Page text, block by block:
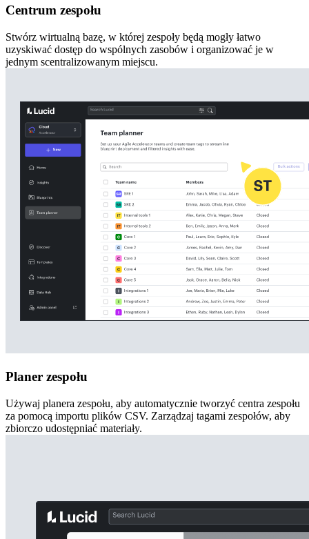
Centrum zespołu
Stwórz wirtualną bazę, w której zespoły będą mogły łatwo
uzyskiwać dostęp do wspólnych zasobów i organizować je w
jednym scentralizowanym miejscu.
Planer zespołu
Używaj planera zespołu, aby automatycznie tworzyć centra zespołu
za pomocą importu plików CSV. Zarządzaj tagami zespołów, aby
zbiorczo udostępniać materiały.